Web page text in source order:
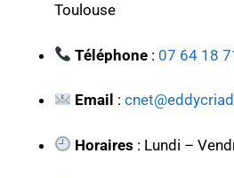
Toulouse
Téléphone : 07 64 18
Email :
Horaires : Lundi –